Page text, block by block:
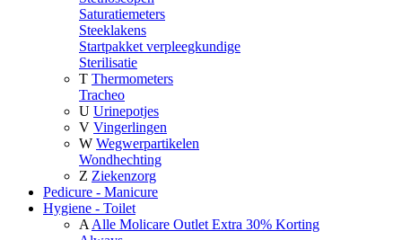
Saturatiemeters
Steeklakens
Startpakket verpleegkundige
Sterilisatie
T Thermometers
Tracheo
U Urinepotjes
V Vingerlingen
W Wegwerpartikelen
Wondhechting
Z Ziekenzorg
Pedicure - Manicure
Hygiene - Toilet
A Alle Molicare Outlet Extra 30% Korting